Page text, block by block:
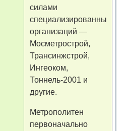
силами
специализированных
организаций —
Мосметрострой,
Трансинжстрой,
Ингеоком,
Тоннель-2001 и
другие.
Метрополитен
первоначально